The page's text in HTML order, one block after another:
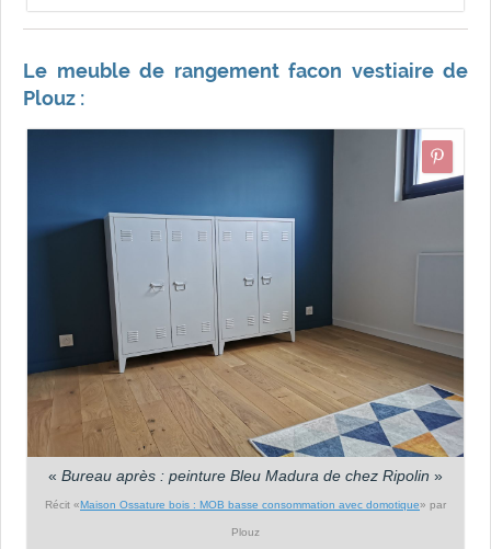
Le meuble de rangement facon vestiaire de
Plouz :
« Bureau après : peinture Bleu Madura de chez Ripolin »
Récit «Maison Ossature bois : MOB basse consommation avec domotique» par
Plouz